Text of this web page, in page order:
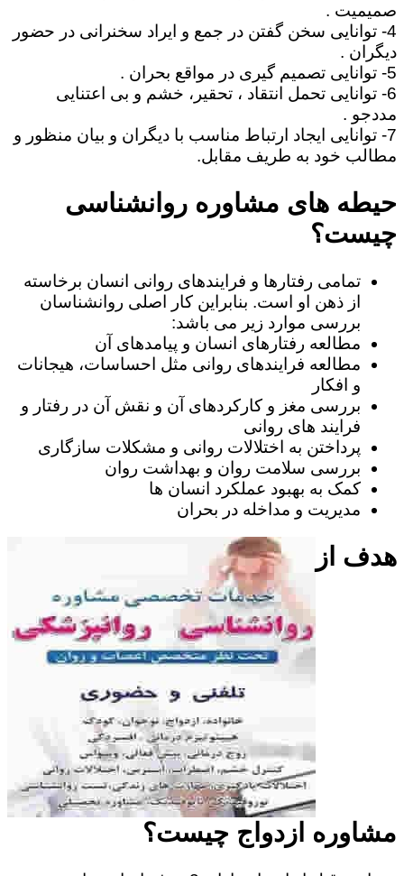
صمیمیت .
4- توانایی سخن گفتن در جمع و ایراد سخنرانی در حضور
دیگران .
5- توانایی تصمیم گیری در مواقع بحران .
6- توانایی تحمل انتقاد ، تحقیر، خشم و بی اعتنایی
مددجو .
7- توانایی ایجاد ارتباط مناسب با دیگران و بیان منظور و
مطالب خود به طریف مقابل.
حیطه های مشاوره روانشناسی
چیست؟
تمامی رفتارها و فرایندهای روانی انسان برخاسته
از ذهن او است. بنابراین کار اصلی روانشناسان
بررسی موارد زیر می باشد:
مطالعه رفتارهای انسان و پیامدهای آن
مطالعه فرایندهای روانی مثل احساسات، هیجانات
و افکار
بررسی مغز و کارکردهای آن و نقش آن در رفتار و
فرایند های روانی
پرداختن به اختلالات روانی و مشکلات سازگاری
بررسی سلامت روان و بهداشت روان
کمک به بهبود عملکرد انسان ها
مدیریت و مداخله در بحران
هدف از
مشاوره ازدواج چیست؟